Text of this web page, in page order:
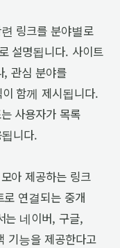
링크를 분야별로
설명됩니다. 사이트
, 관심 분야를
함께 제시됩니다.
사용자가 목록
니다.
아 제공하는 링크
연결되는 중개
는 네이버, 구글,
기능을 제공한다고